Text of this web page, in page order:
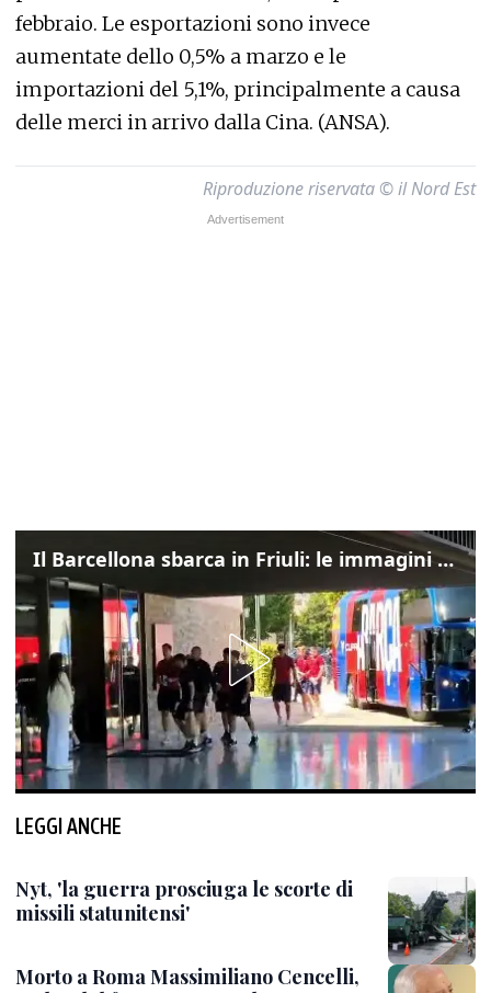
febbraio. Le esportazioni sono invece
aumentate dello 0,5% a marzo e le
importazioni del 5,1%, principalmente a causa
delle merci in arrivo dalla Cina. (ANSA).
Riproduzione riservata © il Nord Est
Il Barcellona sbarca in Friuli: le immagini dell'arrivo in albergo
LEGGI ANCHE
Nyt, 'la guerra prosciuga le scorte di
missili statunitensi'
Morto a Roma Massimiliano Cencelli,